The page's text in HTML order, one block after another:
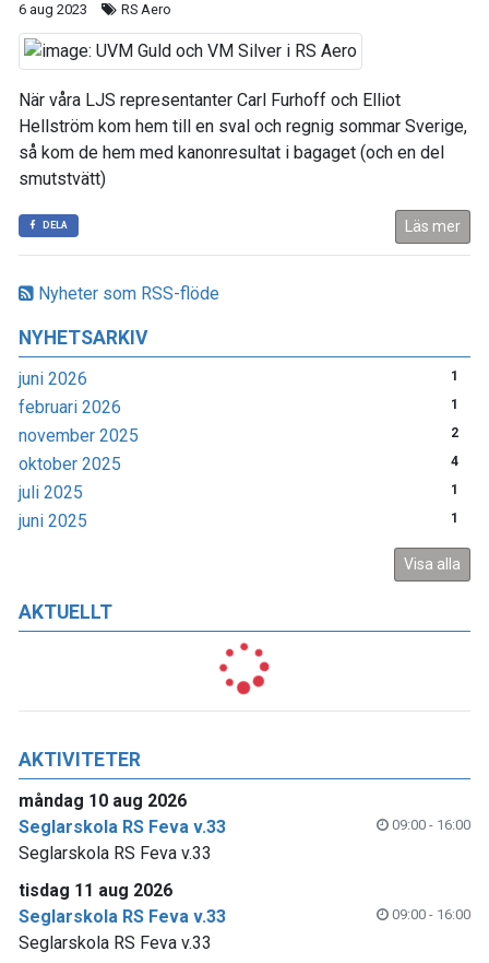
Nyheter som RSS-flöde
NYHETSARKIV
juni 2026 1
februari 2026 1
november 2025 2
oktober 2025 4
juli 2025 1
juni 2025 1
Visa alla
AKTUELLT
AKTIVITETER
måndag 10 aug 2026
Seglarskola RS Feva v.33
09:00 - 16:00
Seglarskola RS Feva v.33
tisdag 11 aug 2026
Seglarskola RS Feva v.33
09:00 - 16:00
Seglarskola RS Feva v.33
6 aug 2023 RS Aero
När våra LJS representanter Carl Furhoff och Elliot
Hellström kom hem till en sval och regnig sommar Sverige,
så kom de hem med kanonresultat i bagaget (och en del
smutstvätt)
DELA Läs mer